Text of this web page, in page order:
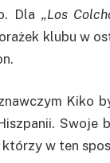
Dla „Los
klubu w
Kiko
którzy w ten